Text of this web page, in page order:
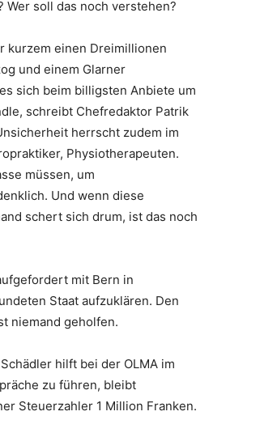
soll das noch verstehen?
kurzem einen Dreimillionen
und einem Glarner
sich beim billigsten Anbiete um
schreibt Chefredaktor Patrik
herrscht zudem im
Physiotherapeuten.
müssen, um
Und wenn diese
schert sich drum, ist das noch
mit Bern in
Staat aufzuklären. Den
niemand geholfen.
hilft bei der OLMA im
zu führen, bleibt
Steuerzahler 1 Million Franken.